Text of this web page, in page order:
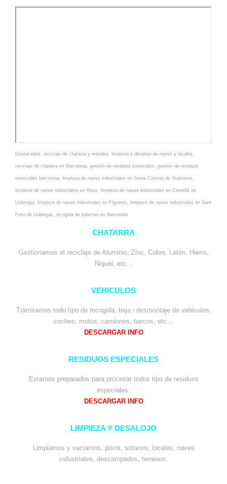
Destacados: reciclaje de chatarra y metales , limpieza y desalojo de naves y locales ,
reciclaje de chatarra en Barcelona, gestión de residuos especiales , gestión de residuos
especiales barcelona, limpieza de naves industriales en Santa Coloma de Gramenet,
limpieza de naves industriales en Reus , limpieza de naves industriales en Cornellà de
Llobregat, limpieza de naves industriales en Figueres , limpieza de naves industriales en Sant
Feliu de Llobregat, recogida de baterías en Barcelona
CHATARRA
Gestionamos el reciclaje de Aluminio, Zinc, Cobre, Latón, Hierro,
Niquel, etc…
VEHICULOS
Tramitamos todo tipo de recogida, baja i desmontaje de vehiculos,
coches, motos, camiones, barcos, etc…
DESCARGAR INFO
RESIDUOS ESPECIALES
Estamos preparados para procesar todos tipo de residuos
especiales.
DESCARGAR INFO
LIMPIEZA Y DESALOJO
Limpiamos y vaciamos, pisos, sotanos, locales, naves
industriales, descampados, terrenos.